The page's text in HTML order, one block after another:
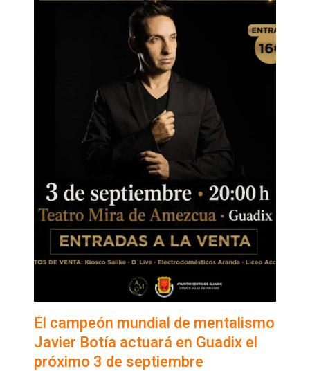
El campeón mundial de mentalismo
Javier Botía actuará en Guadix el
próximo 3 de septiembre